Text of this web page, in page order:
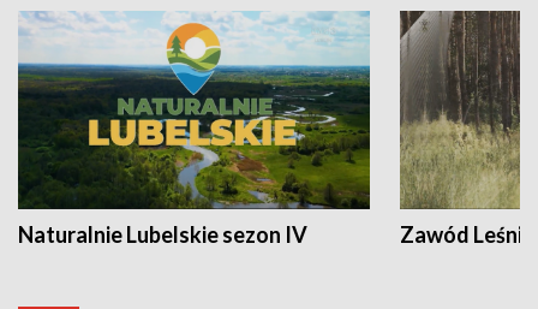
Naturalnie Lubelskie sezon IV Zawód Leśnik